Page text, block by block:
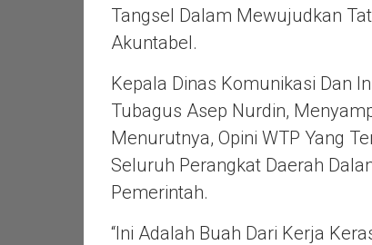
Tangsel Dalam Mewujudkan
Akuntabel.
Kepala Dinas Komunikasi Dan
Tubagus Asep Nurdin,
Menurutnya, Opini WTP Yang
Seluruh Perangkat Daerah
Pemerintah.
“Ini Adalah Buah Dari Kerja